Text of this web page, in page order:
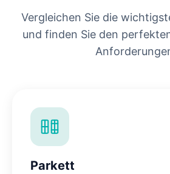
Vergleichen Sie die
und finden Sie den
Parkett